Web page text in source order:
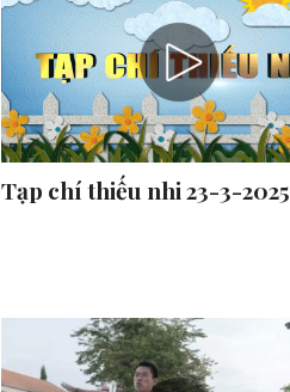
Tạp chí thiếu nhi 23-3-2025